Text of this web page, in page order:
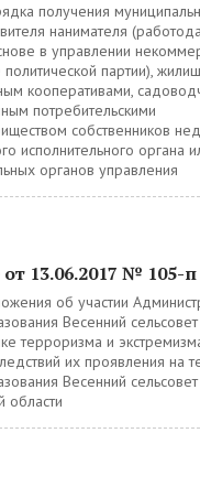
получения
нанимателя
в управлении
партии),
кооперативами,
потребительскими
собственников
исполнительного органа
органов управления
13.06.2017 № 105-п
об участии
Весенний
терроризма и
их проявления на
Весенний
области